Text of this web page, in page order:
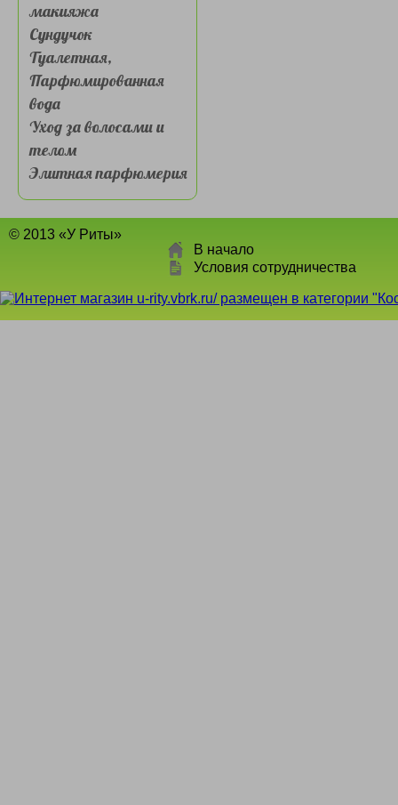
макияжа
Сундучок
Туалетная,
Парфюмированная
вода
Уход за волосами и
телом
Элитная парфюмерия
© 2013 «У Риты»
В начало
Условия сотрудничества